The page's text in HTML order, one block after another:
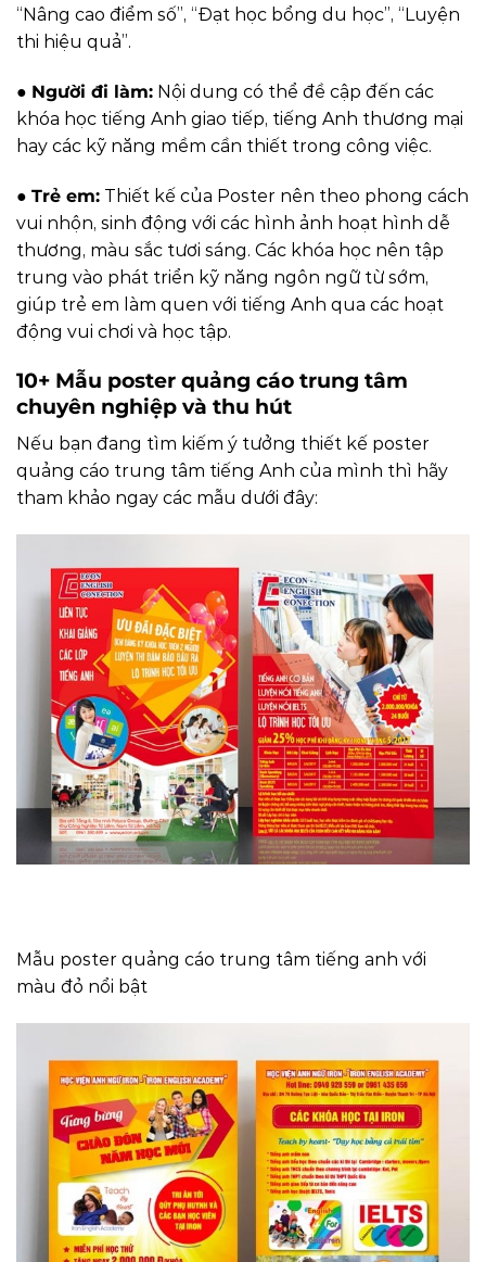
“Nâng cao điểm số”, “Đạt học bổng du học”, “Luyện
thi hiệu quả”.
● Người đi làm: Nội dung có thể đề cập đến các
khóa học tiếng Anh giao tiếp, tiếng Anh thương mại
hay các kỹ năng mềm cần thiết trong công việc.
● Trẻ em: Thiết kế của Poster nên theo phong cách
vui nhộn, sinh động với các hình ảnh hoạt hình dễ
thương, màu sắc tươi sáng. Các khóa học nên tập
trung vào phát triển kỹ năng ngôn ngữ từ sớm,
giúp trẻ em làm quen với tiếng Anh qua các hoạt
động vui chơi và học tập.
10+ Mẫu poster quảng cáo trung tâm
chuyên nghiệp và thu hút
Nếu bạn đang tìm kiếm ý tưởng thiết kế poster
quảng cáo trung tâm tiếng Anh của mình thì hãy
tham khảo ngay các mẫu dưới đây:
Mẫu poster quảng cáo trung tâm tiếng anh với
màu đỏ nổi bật